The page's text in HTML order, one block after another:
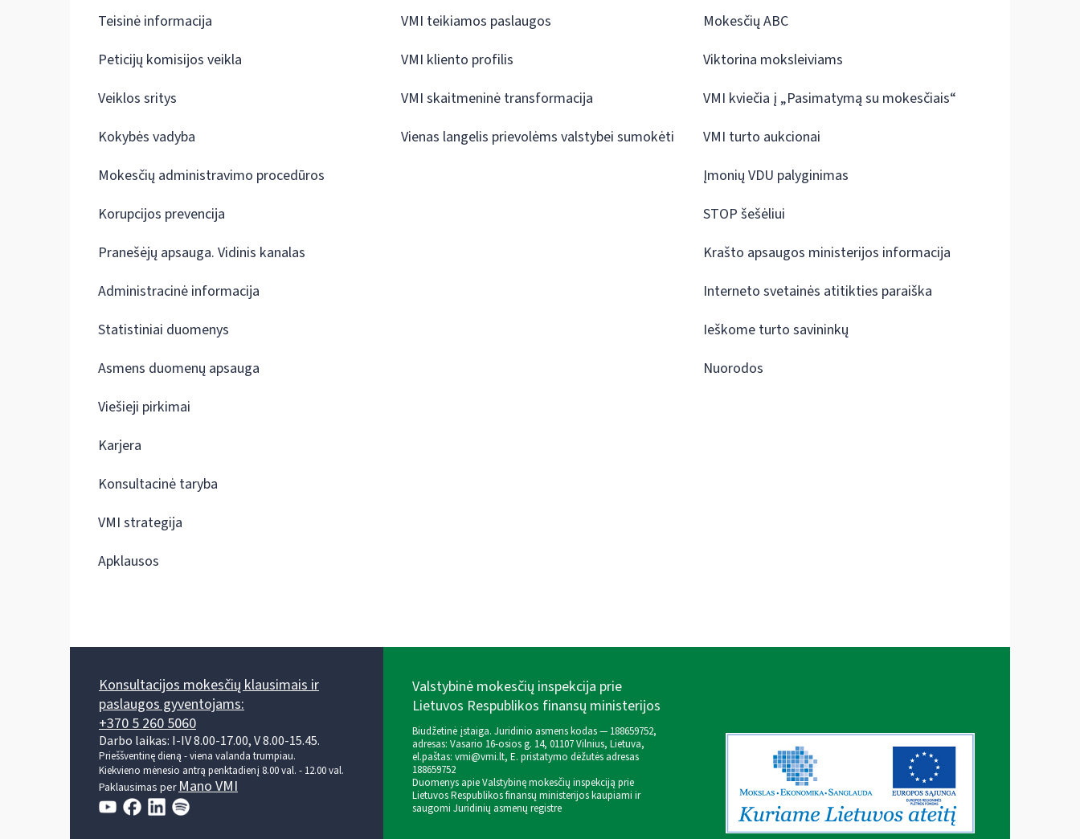
Teisinė informacija
Peticijų komisijos veikla
Veiklos sritys
Kokybės vadyba
Mokesčių administravimo procedūros
Korupcijos prevencija
Pranešėjų apsauga. Vidinis kanalas
Administracinė informacija
Statistiniai duomenys
Asmens duomenų apsauga
Viešieji pirkimai
Karjera
Konsultacinė taryba
VMI strategija
Apklausos
VMI teikiamos paslaugos
VMI kliento profilis
VMI skaitmeninė transformacija
Vienas langelis prievolėms valstybei sumokėti
Mokesčių ABC
Viktorina moksleiviams
VMI kviečia į „Pasimatymą su mokesčiais“
VMI turto aukcionai
Įmonių VDU palyginimas
STOP šešėliui
Krašto apsaugos ministerijos informacija
Interneto svetainės atitikties paraiška
Ieškome turto savininkų
Nuorodos
Konsultacijos mokesčių klausimais ir
paslaugos gyventojams:
+370 5 260 5060
Darbo laikas: I-IV 8.00-17.00, V 8.00-15.45.
Prieššventinę dieną - viena valanda trumpiau.
Kiekvieno mėnesio antrą penktadienį 8.00 val. - 12.00 val.
Paklausimas perMano VMI
Valstybinė mokesčių inspekcija prie
Lietuvos Respublikos finansų ministerijos
Biudžetinė įstaiga. Juridinio asmens kodas — 188659752,
adresas: Vasario 16-osios g. 14, 01107 Vilnius, Lietuva,
el.paštas: vmi@vmi.lt, E. pristatymo dėžutės adresas
188659752
Duomenys apie Valstybinę mokesčių inspekciją prie
Lietuvos Respublikos finansų ministerijos kaupiami ir
saugomi Juridinių asmenų registre